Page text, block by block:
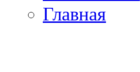
Главная